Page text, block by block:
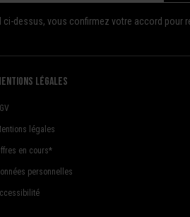
ci-dessus, vous confirmez votre accord pour
légales
légales
en cours*
personnelles